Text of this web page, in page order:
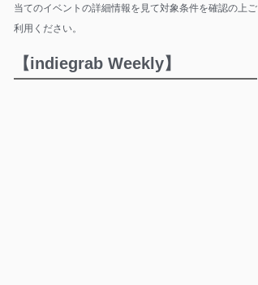
当てのイベントの詳細情報を見て対象条件を確認の上ご
利用ください。
【indiegrab Weekly】